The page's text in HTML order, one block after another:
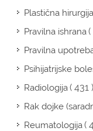
Plastična hirurgija
Pravilna ishrana(
Pravilna
Psihijatrijske
Radiologija( 431 )
Rak dojke
Reumatologija(